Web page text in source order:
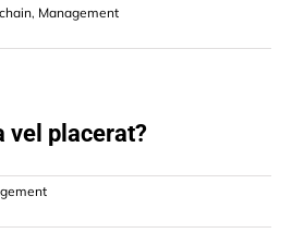
, Management
vel placerat?